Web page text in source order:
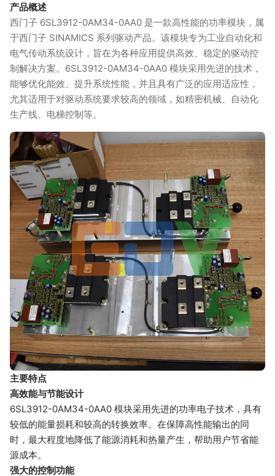
产品概述
西门子 6SL3912-0AM34-0AA0 是一款高性能的功率模块，属
于西门子 SINAMICS 系列驱动产品。该模块专为工业自动化和
电气传动系统设计，旨在为各种应用提供高效、稳定的驱动控
制解决方案。6SL3912-0AM34-0AA0 模块采用先进的技术，
能够优化能效、提升系统性能，并且具有广泛的应用适应性，
尤其适用于对驱动系统要求较高的领域，如精密机械、自动化
生产线、电梯控制等。
主要特点
高效能与节能设计
6SL3912-0AM34-0AA0 模块采用先进的功率电子技术，具有
较低的能量损耗和较高的转换效率。在保障高性能输出的同
时，最大程度地降低了能源消耗和热量产生，帮助用户节省能
源成本。
强大的控制功能